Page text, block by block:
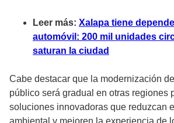
Leer más: Xalapa tiene
automóvil: 200 mil unidades
saturan la ciudad
Cabe destacar que la modernización
público será gradual en otras regiones
soluciones innovadoras que reduzcan
ambiental y mejoren la experiencia de